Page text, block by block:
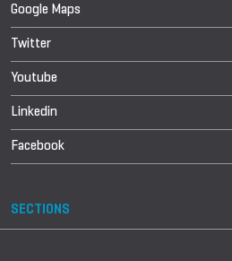
Google Maps
Twitter
Youtube
Linkedin
Facebook
SECTIONS